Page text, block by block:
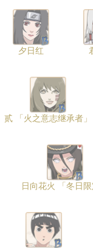
夕日红
贰 「火之意志继承者」
日向花火 「冬日